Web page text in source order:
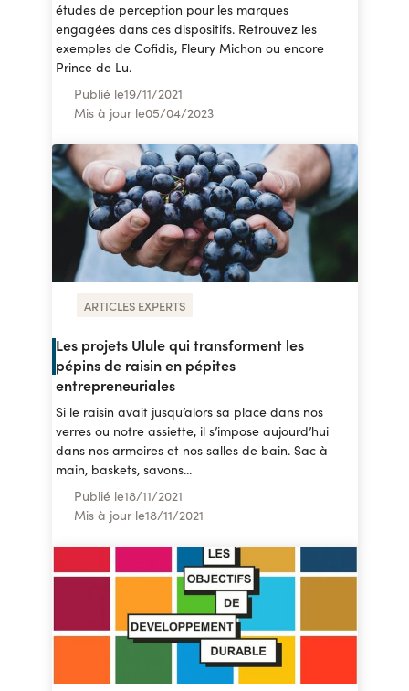
études de perception pour les marques
engagées dans ces dispositifs. Retrouvez les
exemples de Cofidis, Fleury Michon ou encore
Prince de Lu.
Publié le19/11/2021
Mis à jour le05/04/2023
ARTICLES EXPERTS
Les projets Ulule qui transforment les
pépins de raisin en pépites
entrepreneuriales
Si le raisin avait jusqu’alors sa place dans nos
verres ou notre assiette, il s’impose aujourd’hui
dans nos armoires et nos salles de bain. Sac à
main, baskets, savons...
Publié le18/11/2021
Mis à jour le18/11/2021